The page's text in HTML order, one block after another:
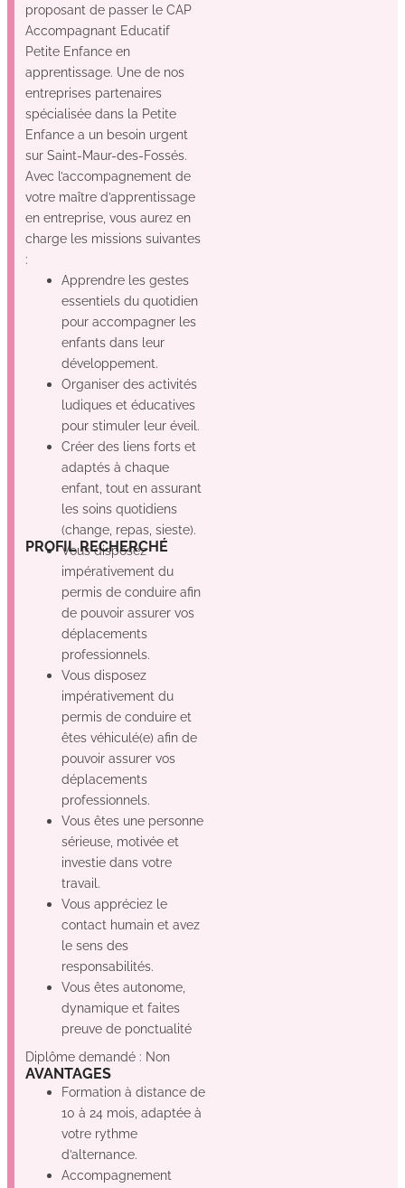
proposant de passer le CAP
Accompagnant Educatif
Petite Enfance en
apprentissage. Une de nos
entreprises partenaires
spécialisée dans la Petite
Enfance a un besoin urgent
sur Saint-Maur-des-Fossés.
Avec l’accompagnement de
votre maître d’apprentissage
en entreprise, vous aurez en
charge les missions suivantes
:
Apprendre les gestes
essentiels du quotidien
pour accompagner les
enfants dans leur
développement.
Organiser des activités
ludiques et éducatives
pour stimuler leur éveil.
Créer des liens forts et
adaptés à chaque
enfant, tout en assurant
les soins quotidiens
(change, repas, sieste).
PROFIL RECHERCHÉ
Non NonGE
Vous disposez
impérativement du
permis de conduire afin
de pouvoir assurer vos
déplacements
professionnels.
Vous disposez
impérativement du
permis de conduire et
êtes véhiculé(e) afin de
pouvoir assurer vos
déplacements
professionnels.
Vous êtes une personne
sérieuse, motivée et
investie dans votre
travail.
Vous appréciez le
contact humain et avez
le sens des
responsabilités.
Vous êtes autonome,
dynamique et faites
preuve de ponctualité
Diplôme demandé : Non
AVANTAGES
Formation à distance de
10 à 24 mois, adaptée à
votre rythme
d’alternance.
Accompagnement